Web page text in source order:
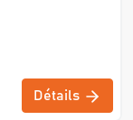
Détails